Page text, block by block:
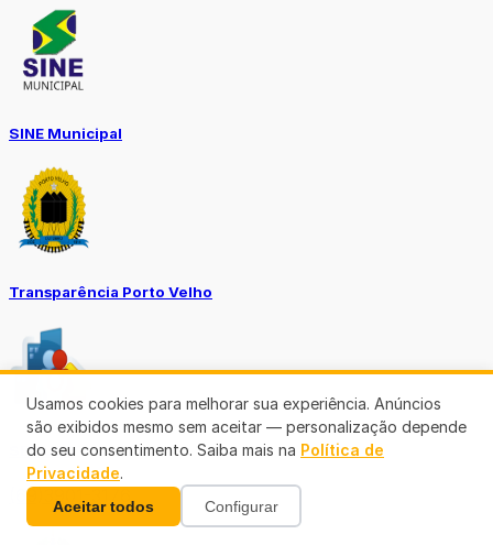
SINE Municipal
Transparência Porto Velho
SEMUSA
(69)3901-3176
Usamos cookies para melhorar sua experiência. Anúncios
são exibidos mesmo sem aceitar — personalização depende
do seu consentimento. Saiba mais na Política de
Privacidade.
Aceitar todos Configurar